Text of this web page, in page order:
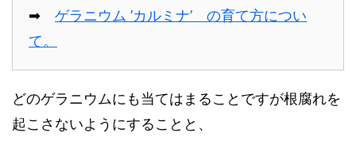
➡ ゲラニウム ’カルミナ’ の育て方につい
て。
どのゲラニウムにも当てはまることですが根腐れを
起こさないようにすることと、